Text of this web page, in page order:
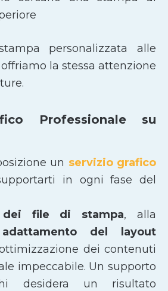
personalizzata alle
offriamo la stessa attenzione
Professionale su
un servizio grafico
in ogni fase del
dei file di stampa, alla
del layout
dei contenuti
impeccabile. Un supporto
desidera un risultato